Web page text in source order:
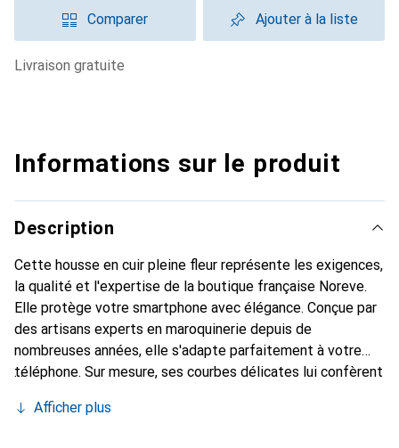
Comparer Ajouter à la liste
livraison gratuite
Informations sur le produit
Description
Cette housse en cuir pleine fleur représente les exigences,
la qualité et l'expertise de la boutique française Noreve.
Elle protège votre smartphone avec élégance. Conçue par
des artisans experts en maroquinerie depuis de
nombreuses années, elle s'adapte parfaitement à votre
téléphone. Sur mesure, ses courbes délicates lui confèrent
et indispensable de votre smartphone. Reconnaître
Afficher plus